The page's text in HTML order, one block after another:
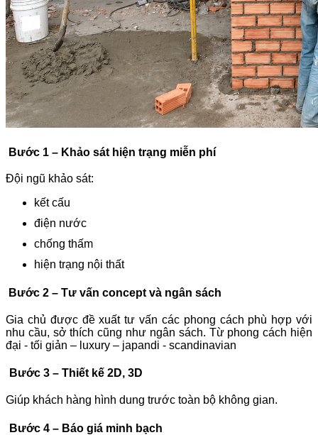
Bước 1 – Khảo sát hiện trạng miễn phí
Đội ngũ khảo sát:
kết cấu
điện nước
chống thấm
hiện trạng nội thất
Bước 2 – Tư vấn concept và ngân sách
Gia chủ được đề xuất tư vấn các phong cách phù hợp với
nhu cầu, sở thích cũng như ngân sách. Từ phong cách hiện
đại - tối giản – luxury – japandi - scandinavian
Bước 3 – Thiết kế 2D, 3D
Giúp khách hàng hình dung trước toàn bộ không gian.
Bước 4 – Báo giá minh bạch